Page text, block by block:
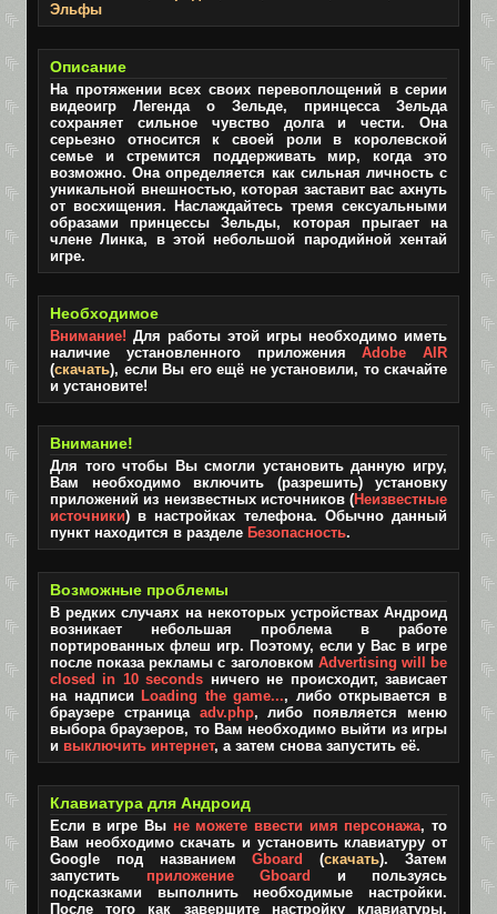
Эльфы
Описание
На протяжении всех своих перевоплощений в серии
видеоигр Легенда о Зельде, принцесса Зельда
сохраняет сильное чувство долга и чести. Она
серьезно относится к своей роли в королевской
семье и стремится поддерживать мир, когда это
возможно. Она определяется как сильная личность с
уникальной внешностью, которая заставит вас ахнуть
от восхищения. Наслаждайтесь тремя сексуальными
образами принцессы Зельды, которая прыгает на
члене Линка, в этой небольшой пародийной хентай
игре.
Необходимое
Внимание! Для работы этой игры необходимо иметь
наличие установленного приложенияAdobe AIR
(скачать), если Вы его ещё не установили, то скачайте
и установите!
Внимание!
Для того чтобы Вы смогли установить данную игру,
Вам необходимо включить (разрешить) установку
приложений из неизвестных источников (Неизвестные
источники) в настройках телефона. Обычно данный
пункт находится в разделе Безопасность.
Возможные проблемы
В редких случаях на некоторых устройствах Андроид
возникает небольшая проблема в работе
портированных флеш игр. Поэтому, если у Вас в игре
после показа рекламы с заголовком Advertising will be
closed in 10 seconds ничего не происходит, зависает
на надписи Loading the game..., либо открывается в
браузере страница adv.php, либо появляется меню
выбора браузеров, то Вам необходимо выйти из игры
и выключить интернет, а затем снова запустить её.
Клавиатура для Андроид
Если в игре Вы не можете ввести имя персонажа, то
Вам необходимо скачать и установить клавиатуру от
Google под названиемGboard (скачать). Затем
запустить приложение Gboard
и пользуясь
подсказками выполнить необходимые настройки.
После того как завершите настройку клавиатуры,